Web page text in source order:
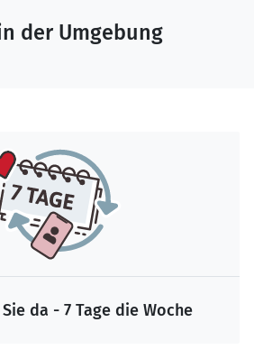
der Umgebung
da - 7 Tage die Woche